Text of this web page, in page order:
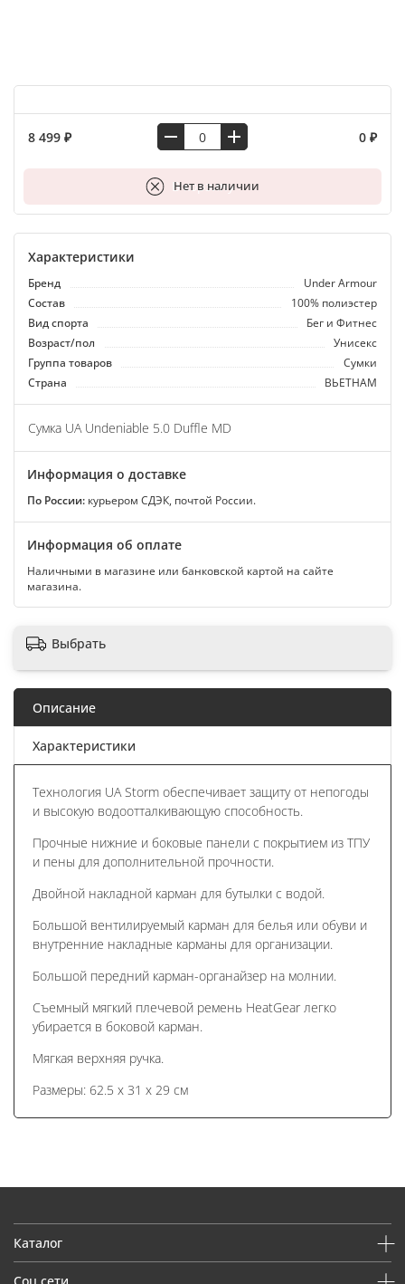
8 499 ₽ 0 ₽
Нет в наличии
В корзину
Характеристики
Бренд
Under Armour
Состав
100% полиэстер
Вид спорта
Бег и Фитнес
Возраст/пол
Унисекс
Группа товаров
Сумки
Страна
ВЬЕТНАМ
Сумка UA Undeniable 5.0 Duffle MD
Информация о доставке
По России: курьером СДЭК, почтой России.
Информация об оплате
Наличными в магазине или банковской картой на сайте
магазина.
Выбрать
Описание
Характеристики
Технология UA Storm обеспечивает защиту от непогоды
и высокую водоотталкивающую способность.
Прочные нижние и боковые панели с покрытием из ТПУ
и пены для дополнительной прочности.
Двойной накладной карман для бутылки с водой.
Большой вентилируемый карман для белья или обуви и
внутренние накладные карманы для организации.
Большой передний карман-органайзер на молнии.
Съемный мягкий плечевой ремень HeatGear легко
убирается в боковой карман.
Мягкая верхняя ручка.
Размеры: 62.5 x 31 x 29 см
Каталог
Соц сети